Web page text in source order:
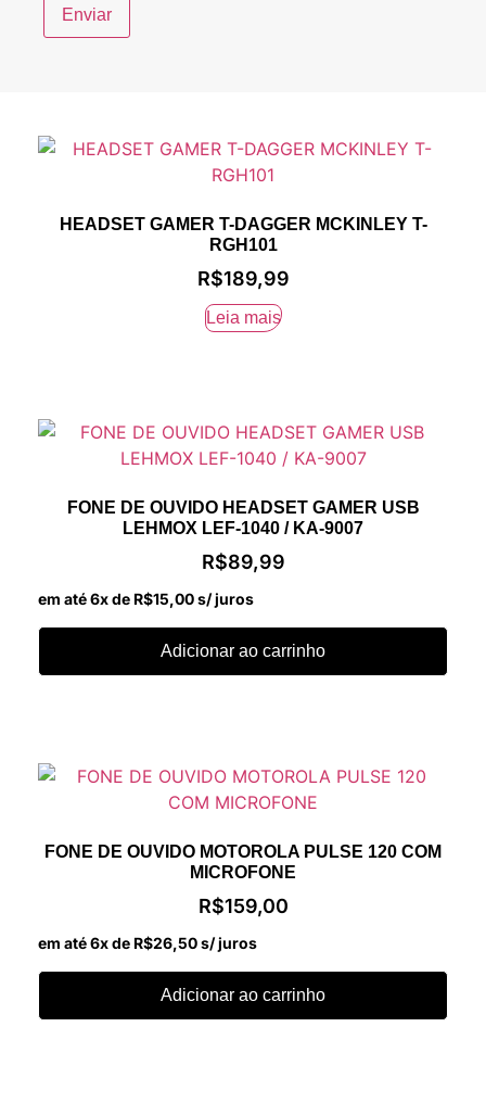
HEADSET GAMER T-DAGGER MCKINLEY T-
RGH101
R$189,99
Leia mais
FONE DE OUVIDO HEADSET GAMER USB
LEHMOX LEF-1040 / KA-9007
R$89,99
em até 6x de R$15,00s/ juros
Adicionar ao carrinho
FONE DE OUVIDO MOTOROLA PULSE 120 COM
MICROFONE
R$159,00
em até 6x de R$26,50s/ juros
Adicionar ao carrinho